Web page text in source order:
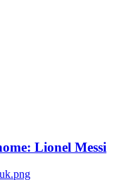
Lionel Messi